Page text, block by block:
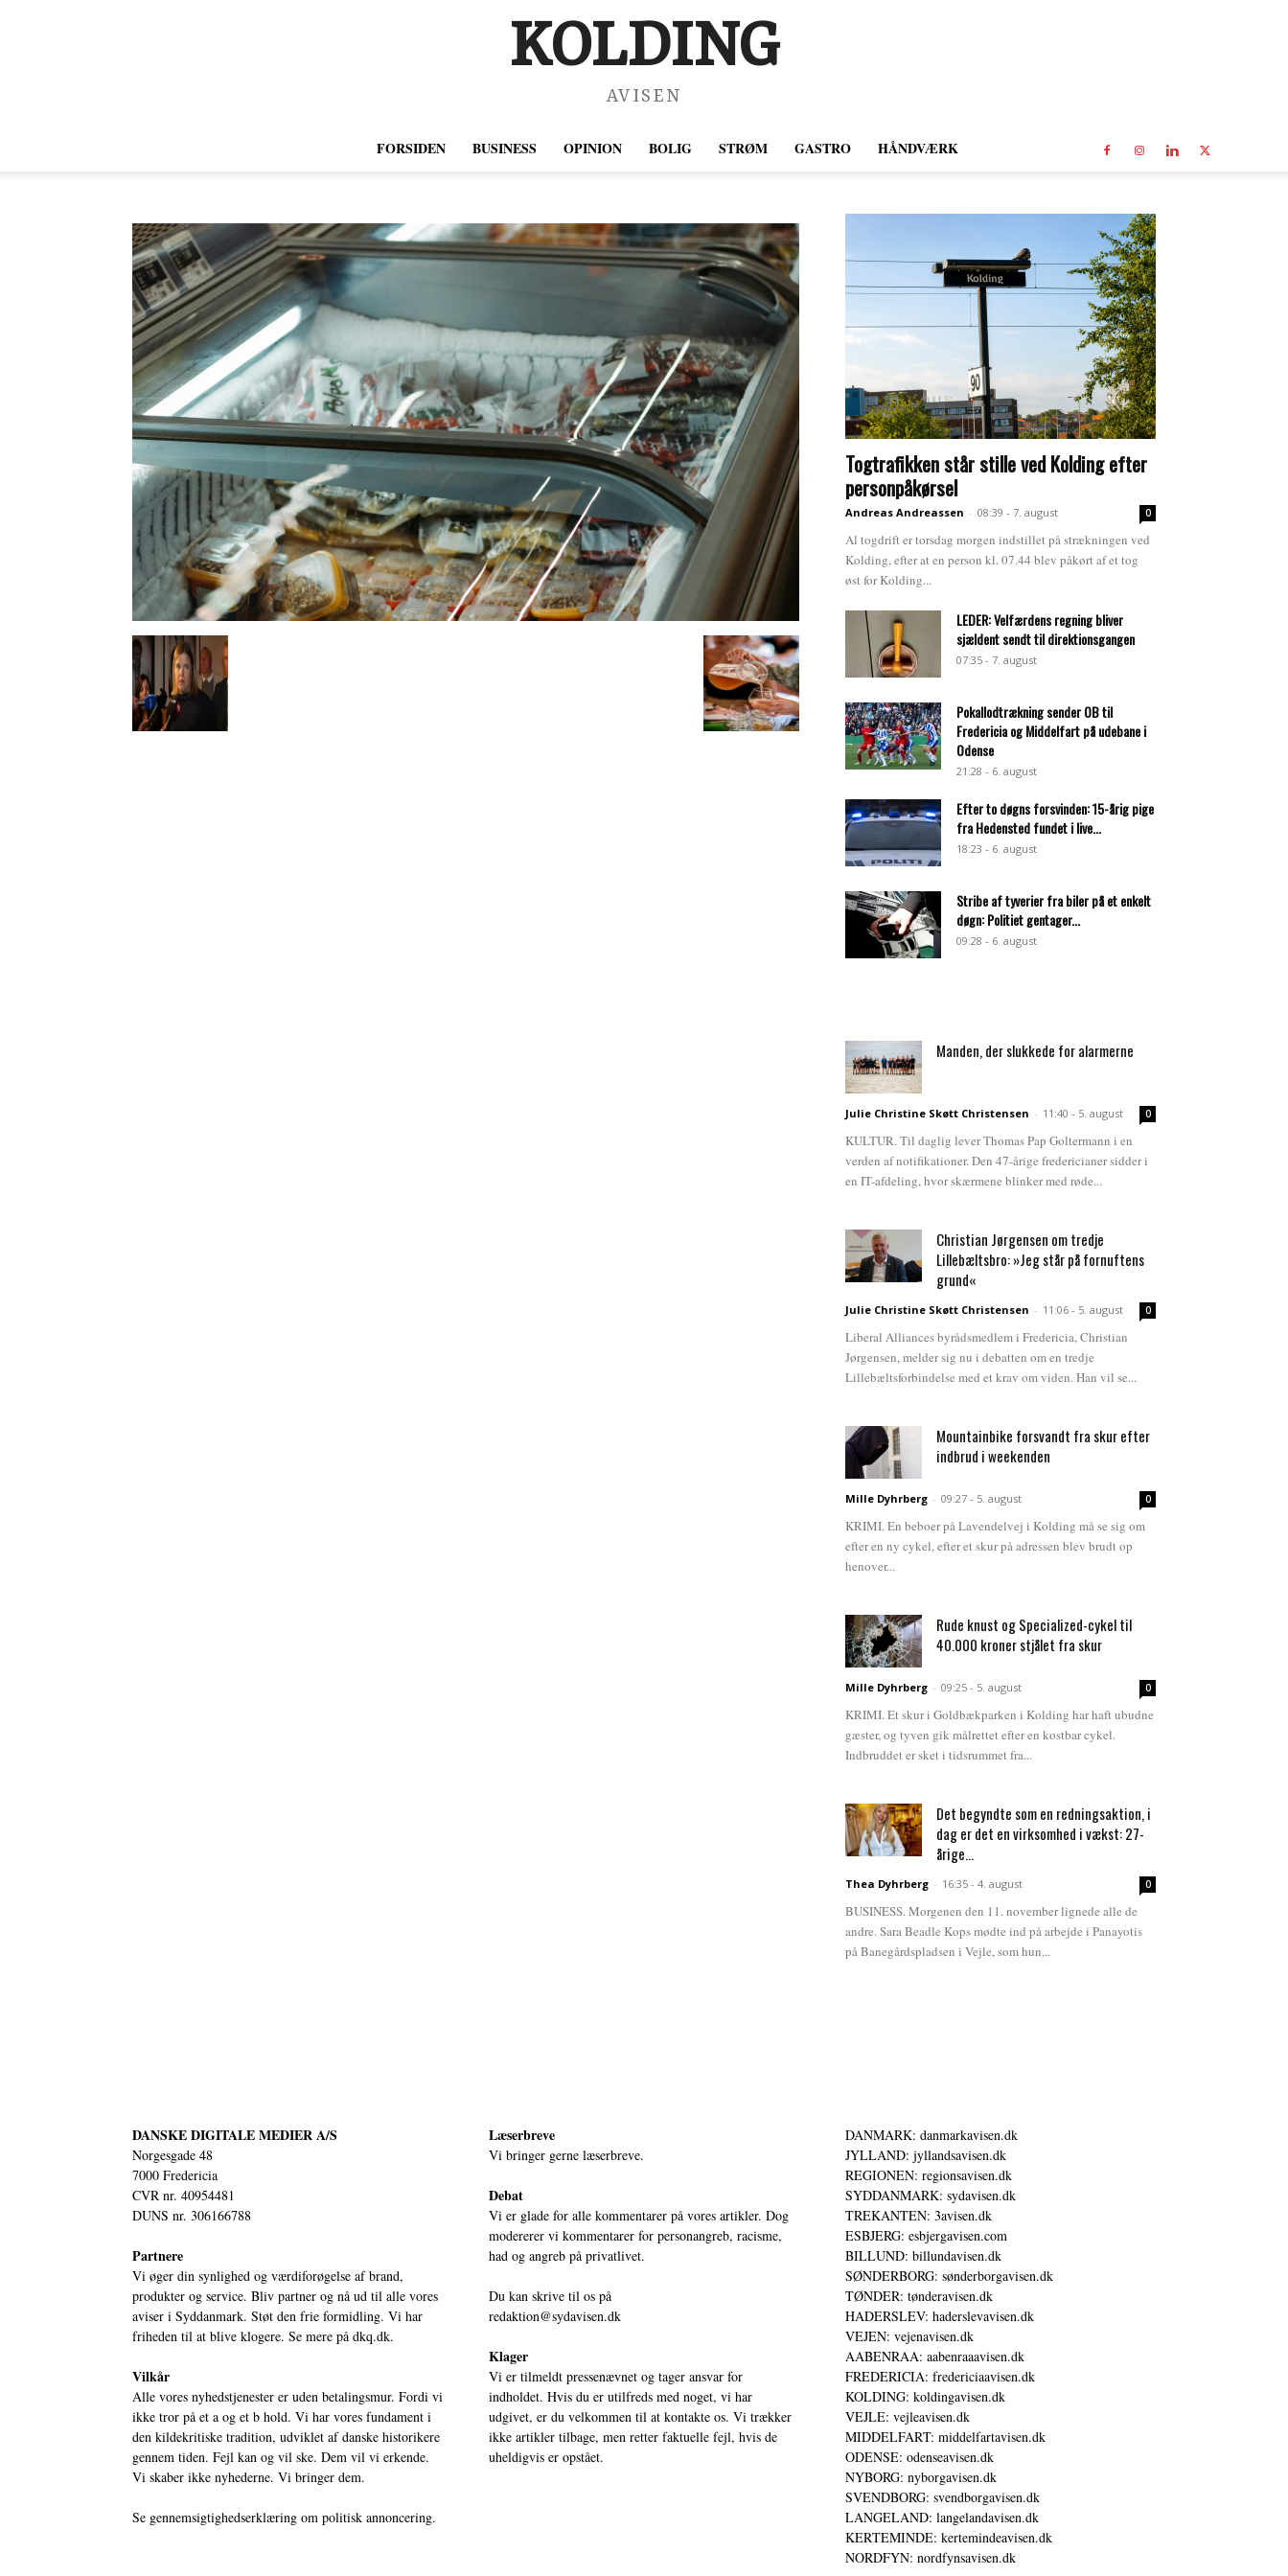
KOLDING
AVISEN
FORSIDEN BUSINESS OPINION BOLIG STRØM GASTRO HÅNDVÆRK
Togtrafikken står stille ved Kolding efter
personpåkørsel
Andreas Andreassen - 08:39 - 7. august 0
Al togdrift er torsdag morgen indstillet på strækningen ved
Kolding, efter at en person kl. 07.44 blev påkørt af et tog
øst for Kolding...
LEDER: Velfærdens regning bliver
sjældent sendt til direktionsgangen
07:35 - 7. august
Pokallodtrækning sender OB til
Fredericia og Middelfart på udebane i
Odense
21:28 - 6. august
Efter to døgns forsvinden: 15-årig pige
fra Hedensted fundet i live...
18:23 - 6. august
Stribe af tyverier fra biler på et enkelt
døgn: Politiet gentager...
09:28 - 6. august
Manden, der slukkede for alarmerne
Julie Christine Skøtt Christensen - 11:40 - 5. august 0
KULTUR. Til daglig lever Thomas Pap Goltermann i en
verden af notifikationer. Den 47-årige fredericianer sidder i
en IT-afdeling, hvor skærmene blinker med røde...
Christian Jørgensen om tredje
Lillebæltsbro: »Jeg står på fornuftens
grund«
Julie Christine Skøtt Christensen - 11:06 - 5. august 0
Liberal Alliances byrådsmedlem i Fredericia, Christian
Jørgensen, melder sig nu i debatten om en tredje
Lillebæltsforbindelse med et krav om viden. Han vil se...
Mountainbike forsvandt fra skur efter
indbrud i weekenden
Mille Dyhrberg - 09:27 - 5. august 0
KRIMI. En beboer på Lavendelvej i Kolding må se sig om
efter en ny cykel, efter et skur på adressen blev brudt op
henover...
Rude knust og Specialized-cykel til
40.000 kroner stjålet fra skur
Mille Dyhrberg - 09:25 - 5. august 0
KRIMI. Et skur i Goldbækparken i Kolding har haft ubudne
gæster, og tyven gik målrettet efter en kostbar cykel.
Indbruddet er sket i tidsrummet fra...
Det begyndte som en redningsaktion, i
dag er det en virksomhed i vækst: 27-
årige...
Thea Dyhrberg - 16:35 - 4. august 0
BUSINESS. Morgenen den 11. november lignede alle de
andre. Sara Beadle Kops mødte ind på arbejde i Panayotis
på Banegårdspladsen i Vejle, som hun...
DANSKE DIGITALE MEDIER A/S
Norgesgade 48
7000 Fredericia
CVR nr. 40954481
DUNS nr. 306166788
Partnere
Vi øger din synlighed og værdiforøgelse af brand,
produkter og service. Bliv partner og nå ud til alle vores
aviser i Syddanmark. Støt den frie formidling. Vi har
friheden til at blive klogere. Se mere på dkq.dk.
Vilkår
Alle vores nyhedstjenester er uden betalingsmur. Fordi vi
ikke tror på et a og et b hold. Vi har vores fundament i
den kildekritiske tradition, udviklet af danske historikere
gennem tiden. Fejl kan og vil ske. Dem vil vi erkende.
Vi skaber ikke nyhederne. Vi bringer dem.
Se gennemsigtighedserklæring om politisk annoncering.
Læserbreve
Vi bringer gerne læserbreve.
Debat
Vi er glade for alle kommentarer på vores artikler. Dog
modererer vi kommentarer for personangreb, racisme,
had og angreb på privatlivet.
Du kan skrive til os på
redaktion@sydavisen.dk
Klager
Vi er tilmeldt pressenævnet og tager ansvar for
indholdet. Hvis du er utilfreds med noget, vi har
udgivet, er du velkommen til at kontakte os. Vi trækker
ikke artikler tilbage, men retter faktuelle fejl, hvis de
uheldigvis er opstået.
DANMARK: danmarkavisen.dk
JYLLAND: jyllandsavisen.dk
REGIONEN: regionsavisen.dk
SYDDANMARK: sydavisen.dk
TREKANTEN: 3avisen.dk
ESBJERG: esbjergavisen.com
BILLUND: billundavisen.dk
SØNDERBORG: sønderborgavisen.dk
TØNDER: tønderavisen.dk
HADERSLEV: haderslevavisen.dk
VEJEN: vejenavisen.dk
AABENRAA: aabenraaavisen.dk
FREDERICIA: fredericiaavisen.dk
KOLDING: koldingavisen.dk
VEJLE: vejleavisen.dk
MIDDELFART: middelfartavisen.dk
ODENSE: odenseavisen.dk
NYBORG: nyborgavisen.dk
SVENDBORG: svendborgavisen.dk
LANGELAND: langelandavisen.dk
KERTEMINDE: kertemindeavisen.dk
NORDFYN: nordfynsavisen.dk